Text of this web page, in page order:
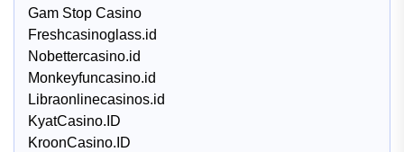
Gam Stop Casino
Freshcasinoglass.id
Nobettercasino.id
Monkeyfuncasino.id
Libraonlinecasinos.id
KyatCasino.ID
KroonCasino.ID